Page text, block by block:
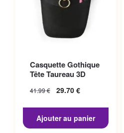
Casquette Gothique
Tête Taureau 3D
41.99€ 29.70 €
Ajouter au panier